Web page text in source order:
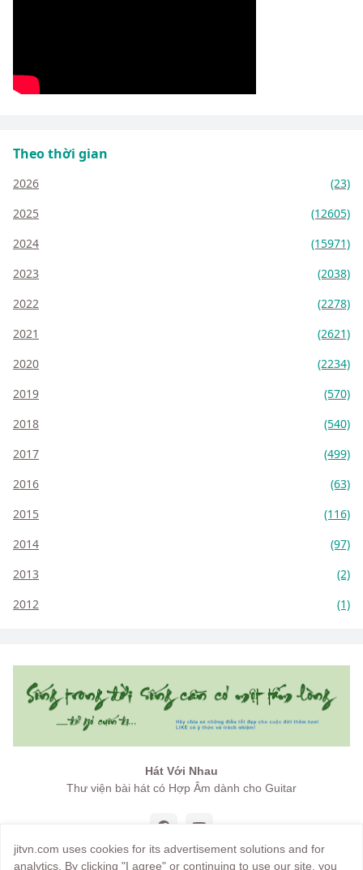
Theo thời gian
2026
(23)
2025
(12605)
2024
(15971)
2023
(2038)
2022
(2278)
2021
(2621)
2020
(2234)
2019
(570)
2018
(540)
2017
(499)
2016
(63)
2015
(116)
2014
(97)
2013
(2)
2012
(1)
Hát Với Nhau
Thư viện bài hát có Hợp Âm dành cho Guitar
jitvn.com uses cookies for its advertisement solutions and for
analytics. By clicking "I agree" or continuing to use our site, you